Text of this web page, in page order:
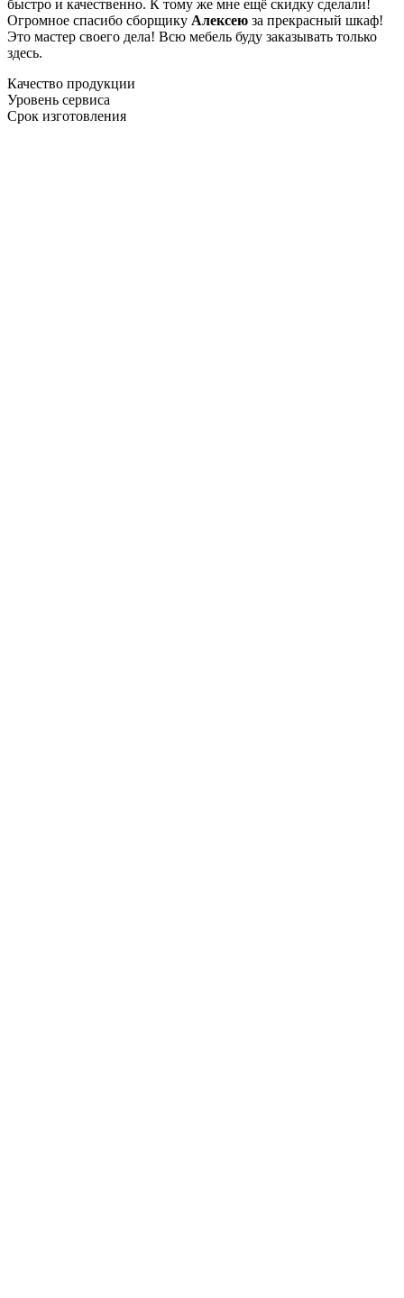
быстро и качественно. К тому же мне ещё скидку сделали!
Огромное спасибо сборщику Алексею за прекрасный шкаф!
Это мастер своего дела! Всю мебель буду заказывать только
здесь.
Качество продукции
Уровень сервиса
Срок изготовления